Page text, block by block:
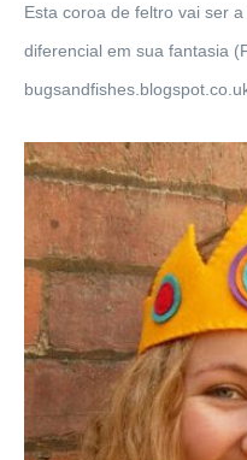
Esta coroa de feltro vai ser
diferencial em sua fantasia